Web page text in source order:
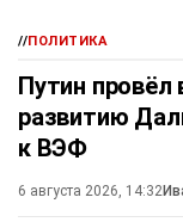
//ПОЛИТИКА
Путин провёл
развитию
к ВЭФ
6 августа 2026, 14:32